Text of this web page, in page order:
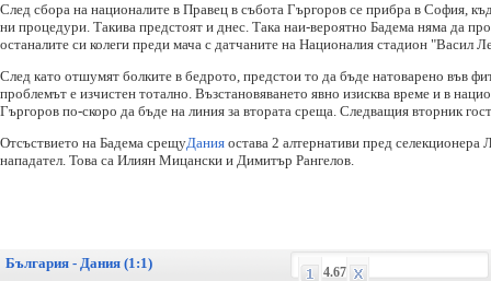
След сбора на националите в Правец в събота Гърго­ров се прибра в София,
ни процедури. Такива предстоят и днес. Така наи-вероятно Бадема няма да
останалите си колеги преди мача с датчаните на Националия стадион "Васил
След като отшумят болките в бедрото, предстои то да бъде натоварено във
проблемът е изчистен тотално. Възстановяването явно изисква време и в
Гъргоров по-скоро да бъде на линия за втората среща. Следващия вторник
Отсъствието на Бадема срещуДания остава 2 ал­тернативи пред селекционера
нападател. Това са Илиян Мицански и Димитър Рангелов.
България - Дания (1:1)
4.67